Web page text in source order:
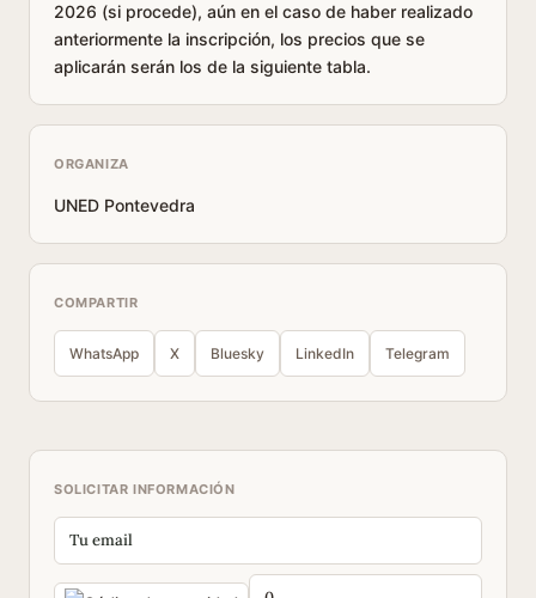
2026 (si procede), aún en el caso de haber realizado
anteriormente la inscripción, los precios que se
aplicarán serán los de la siguiente tabla.
ORGANIZA
UNED Pontevedra
COMPARTIR
WhatsApp X Bluesky LinkedIn Telegram
SOLICITAR INFORMACIÓN